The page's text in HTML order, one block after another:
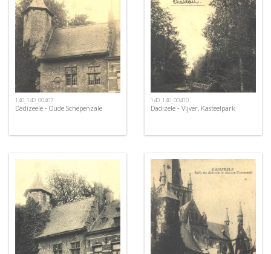
140_140_00407
Dadizeele - Oude Schepenzale
140_140_00410
Dadizele - Vijver, Kasteelpark